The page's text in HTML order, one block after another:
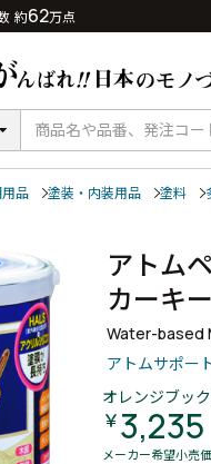
約62万点
品 塗装・内装用品 塗料
アトム
カーキ
Water-based
アトムサポー
オレンジブッ
￥3,235
メーカー希望小売